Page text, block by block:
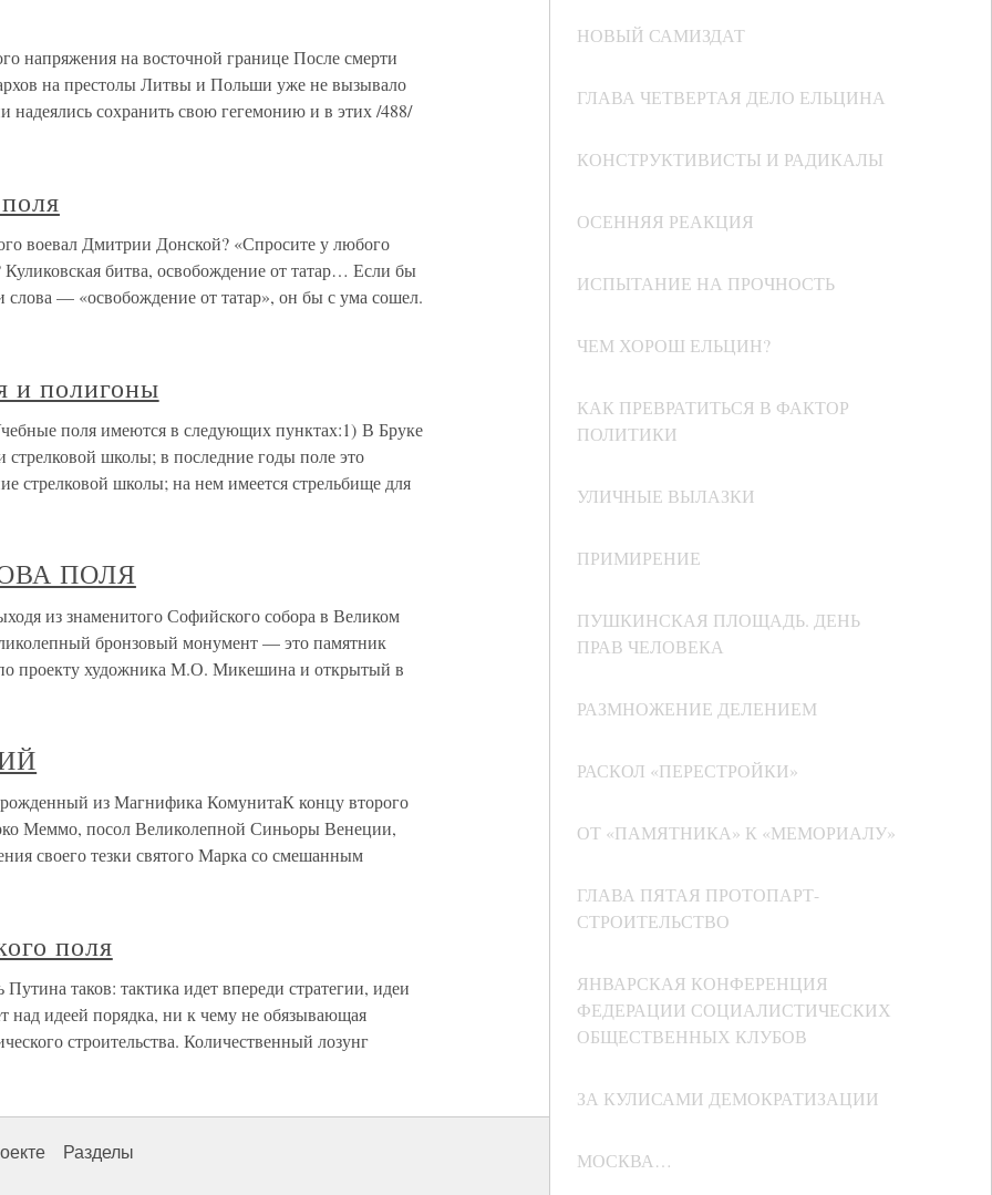
НОВЫЙ САМИЗДАТ
ГЛАВА ЧЕТВЕРТАЯ ДЕЛО ЕЛЬЦИНА
КОНСТРУКТИВИСТЫ И РАДИКАЛЫ
ОСЕННЯЯ РЕАКЦИЯ
ИСПЫТАНИЕ НА ПРОЧНОСТЬ
ЧЕМ ХОРОШ ЕЛЬЦИН?
КАК ПРЕВРАТИТЬСЯ В ФАКТОР
ПОЛИТИКИ
УЛИЧНЫЕ ВЫЛАЗКИ
ПРИМИРЕНИЕ
ПУШКИНСКАЯ ПЛОЩАДЬ. ДЕНЬ
ПРАВ ЧЕЛОВЕКА
РАЗМНОЖЕНИЕ ДЕЛЕНИЕМ
РАСКОЛ «ПЕРЕСТРОЙКИ»
ОТ «ПАМЯТНИКА» К «МЕМОРИАЛУ»
ГЛАВА ПЯТАЯ ПРОТОПАРТ-
СТРОИТЕЛЬСТВО
ЯНВАРСКАЯ КОНФЕРЕНЦИЯ
ФЕДЕРАЦИИ СОЦИАЛИСТИЧЕСКИХ
ОБЩЕСТВЕННЫХ КЛУБОВ
ЗА КУЛИСАМИ ДЕМОКРАТИЗАЦИИ
МОСКВА…
напряжения на восточной границе После смерти
на престолы Литвы и Польши уже не вызывало
надеялись сохранить свою гегемонию и в этих /488/
воевал Дмитрии Донской? «Спросите у любого
битва, освобождение от татар… Если бы
— «освобождение от татар», он бы с ума сошел.
и полигоны
поля имеются в следующих пунктах:1) В Бруке
школы; в последние годы поле это
стрелковой школы; на нем имеется стрельбище для
ПОЛЯ
из знаменитого Софийского собора в Великом
бронзовый монумент — это памятник
проекту художника М.О. Микешина и открытый в
из Магнифика КомунитаК концу второго
Меммо, посол Великолепной Синьоры Венеции,
своего тезки святого Марка со смешанным
поля
таков: тактика идет впереди стратегии, идеи
над идеей порядка, ни к чему не обязывающая
строительства. Количественный лозунг
Разделы